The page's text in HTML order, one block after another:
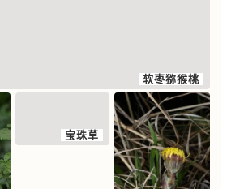
等国家及市级重点保护野生植物。